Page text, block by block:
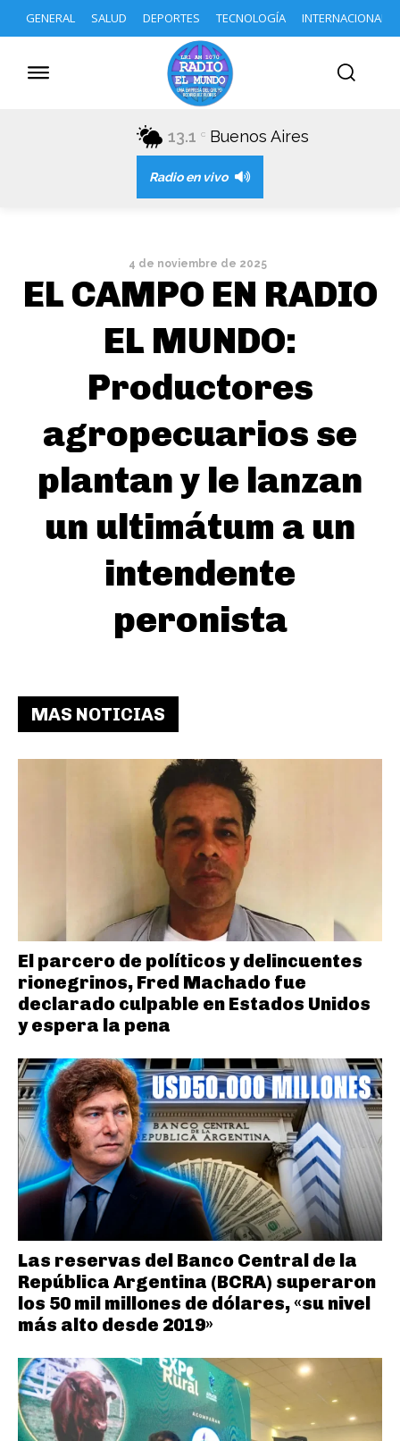
GENERAL SALUD DEPORTES TECNOLOGÍA INTERNACIONAL
13.1 C Buenos Aires
Radio en vivo
4 de noviembre de 2025
EL CAMPO EN RADIO
EL MUNDO:
Productores
agropecuarios se
plantan y le lanzan
un ultimátum a un
intendente
peronista
MAS NOTICIAS
El parcero de políticos y delincuentes
rionegrinos, Fred Machado fue
declarado culpable en Estados Unidos
y espera la pena
Las reservas del Banco Central de la
República Argentina (BCRA) superaron
los 50 mil millones de dólares, «su nivel
más alto desde 2019»